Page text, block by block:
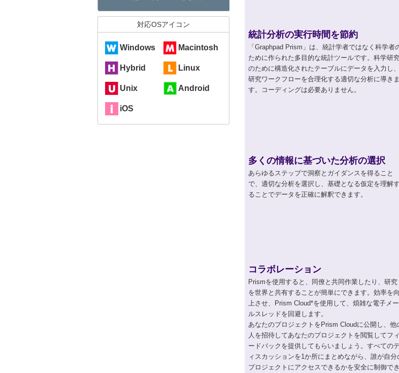
統計分析の実行時間を節約
「Graphpad Prism」は、統計学者ではなく科学者
ために作られた多目的な統計ツールです。科学研
のために構造化されたテーブルにデータを入力し、
研究ワークフローを合理化する適切な分析に導きま
す。コーディングは必要ありません。
多くの情報に基づいた分析の選択
あらゆるステップで洞察とガイダンスを得ること
で、適切な分析を選択し、基礎となる仮定を理解す
ることでデータを正確に解釈できます。
コラボレーション
Prismを使用すると、同僚と共同作業したり、研究
を世界と共有することが簡単にできます。効率を向
上させ、Prism Cloud*を使用して、煩雑な電子メー
ルスレッドを回避します。
あなたのプロジェクトをPrism Cloudに公開し、他
人を招待してあなたのプロジェクトを閲覧してフィ
ードバックを提供してもらいましょう。すべての
ィスカッションを1か所にまとめながら、誰が自分
プロジェクトにアクセスできるかを安全に制御でき
対応OSアイコン
Windows Macintosh
Hybrid Linux
Unix Android
iOS